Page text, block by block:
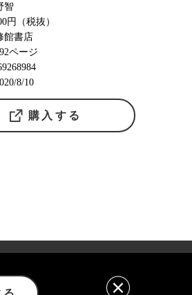
智
円（税抜）
館書店
ページ
8/10
購入する